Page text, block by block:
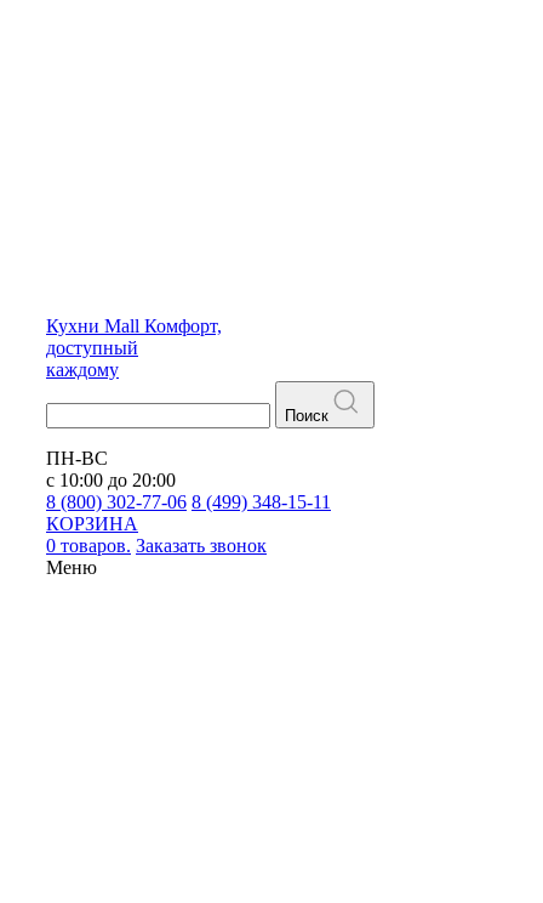
Кухни Mall Комфорт,
доступный
каждому
Поиск
ПН-ВС
с 10:00 до 20:00
8 (800) 302-77-06 8 (499) 348-15-11
КОРЗИНА
0 товаров. Заказать звонок
Меню